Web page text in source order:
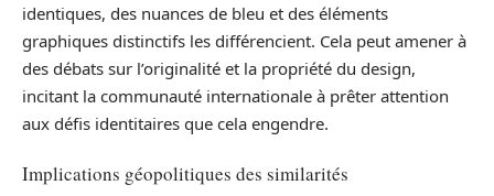
identiques, des nuances de bleu et des éléments
graphiques distinctifs les différencient. Cela peut amener à
des débats sur l’originalité et la propriété du design,
incitant la communauté internationale à prêter attention
aux défis identitaires que cela engendre.
Implications géopolitiques des similarités